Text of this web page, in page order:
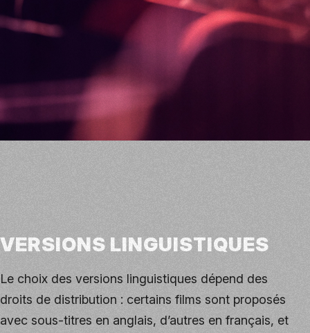
VERSIONS LINGUISTIQUES
Le choix des versions linguistiques dépend des
droits de distribution : certains films sont proposés
avec sous-titres en anglais, d’autres en français, et